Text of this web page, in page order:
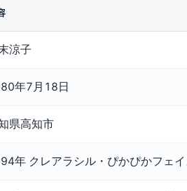
涼子
年7月18日
県高知市
年 クレアラシル・ぴかぴかフェ